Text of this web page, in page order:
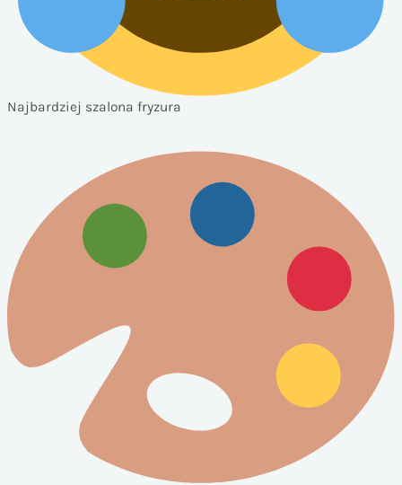
Najbardziej szalona fryzura